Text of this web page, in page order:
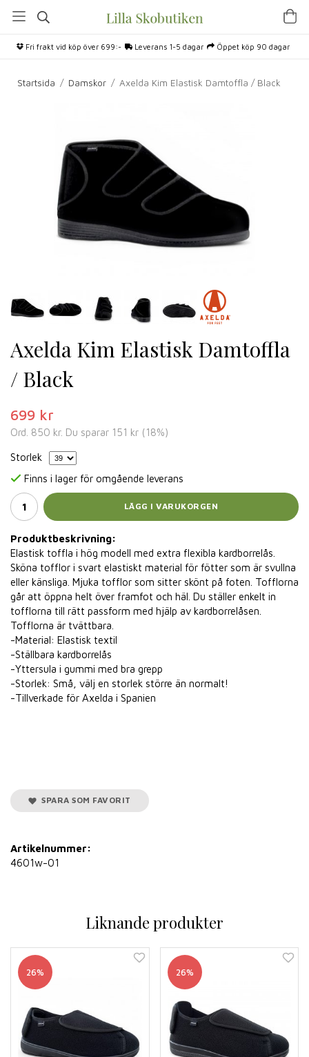
Fri frakt vid köp över 699:- Leverans 1-5 dagar Öppet köp 90 dagar
Startsida / Damskor / Axelda Kim Elastisk Damtoffla / Black
Axelda Kim Elastisk Damtoffla
/ Black
699 kr
Ord. 850 kr. Du sparar 151 kr (18%)
Storlek
Finns i lager för omgående leverans
LÄGG I VARUKORGEN
Produktbeskrivning:
Elastisk toffla i hög modell med extra flexibla kardborrelås.
Sköna tofflor i svart elastiskt material för fötter som är svullna
eller känsliga. Mjuka tofflor som sitter skönt på foten. Tofflorna
går att öppna helt över framfot och häl. Du ställer enkelt in
tofflorna till rätt passform med hjälp av kardborrelåsen.
Tofflorna är tvättbara.
-Material: Elastisk textil
-Ställbara kardborrelås
-Yttersula i gummi med bra grepp
-Storlek: Små, välj en storlek större än normalt!
-Tillverkade för Axelda i Spanien
SPARA SOM FAVORIT
Artikelnummer:
4601w-01
Liknande produkter
26% 26%